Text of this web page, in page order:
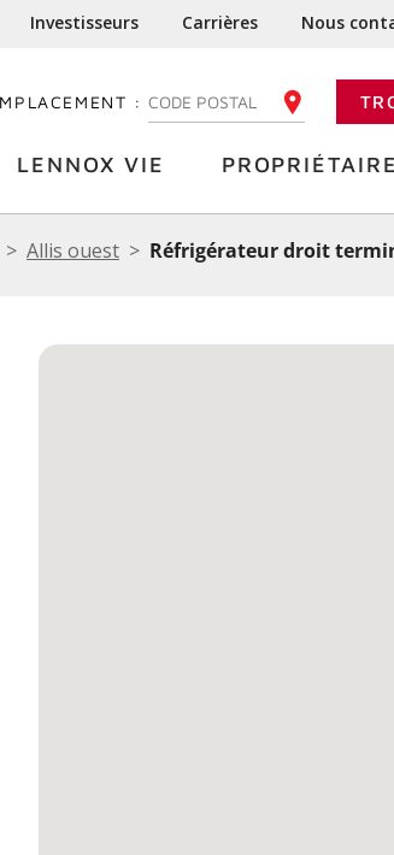
Investisseurs Carrières Nous
: ENTREZ VOTRE CODE POSTAL
LENNOX VIE
Allis ouest Réfrigérateur droit